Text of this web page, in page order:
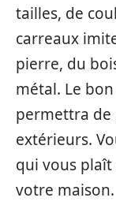
tailles, de
carreaux
pierre, du
métal. Le
permettra de
extérieurs.
qui vous
votre maison.